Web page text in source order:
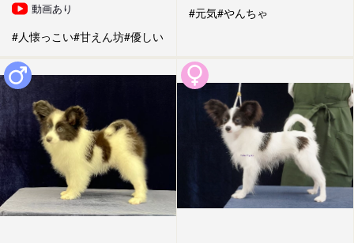
動画あり
#人懐っこい#甘えん坊#優しい
#元気#やんちゃ